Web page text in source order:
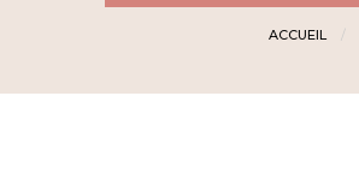
ACCUEIL